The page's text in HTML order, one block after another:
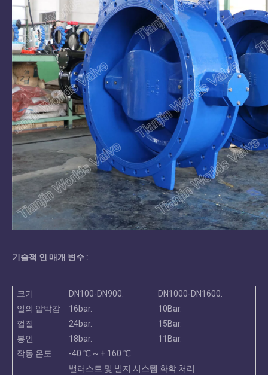
기술적 인 매개 변수 :
크기 DN100-DN900.
DN1000-DN1600.
일의 압박감
16bar.
10Bar.
껍질
24bar.
15Bar.
봉인
18bar.
11Bar.
작동 온도
-40 ℃ ~ + 160 ℃
밸러스트 및 빌지 시스템 화학 처리